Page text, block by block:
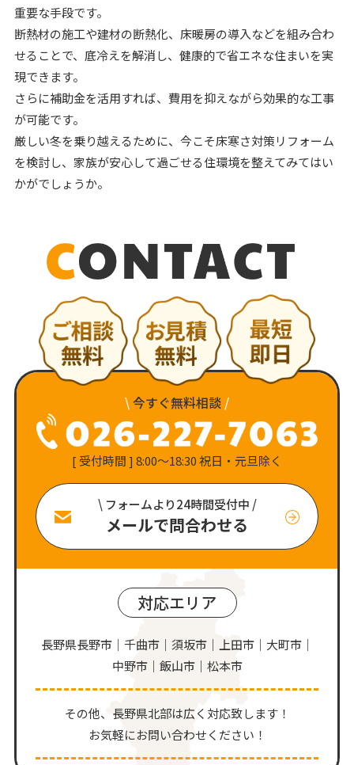
重要な手段です。
断熱材の施工や建材の断熱化、床暖房の導入などを組み合わ
せることで、底冷えを解消し、健康的で省エネな住まいを実
現できます。
さらに補助金を活用すれば、費用を抑えながら効果的な工事
が可能です。
厳しい冬を乗り越えるために、今こそ床寒さ対策リフォーム
を検討し、家族が安心して過ごせる住環境を整えてみてはい
かがでしょうか。
\今すぐ無料相談 /
[ 受付時間 ] 8:00〜18:30 祝日・元旦除く
\ フォームより24時間受付中 /
メールで問合わせる
対応エリア
長野県長野市｜千曲市｜須坂市｜上田市｜大町市｜
中野市｜飯山市｜松本市
その他、⻑野県北部は広く対応致します！
お気軽にお問い合わせください！